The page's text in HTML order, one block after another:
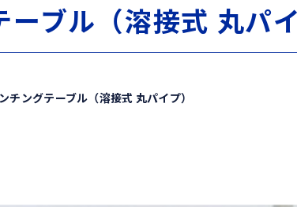
ブル（溶接式 丸パイ
チングテーブル（溶接式 丸パイプ）